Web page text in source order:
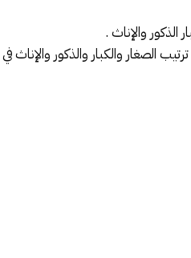
الذكور والإناث .
الصغار والكبار والذكور